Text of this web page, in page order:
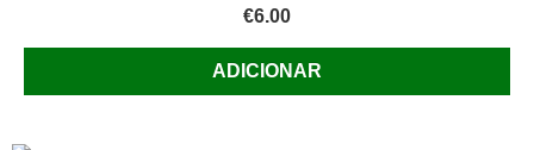
€6.00
ADICIONAR